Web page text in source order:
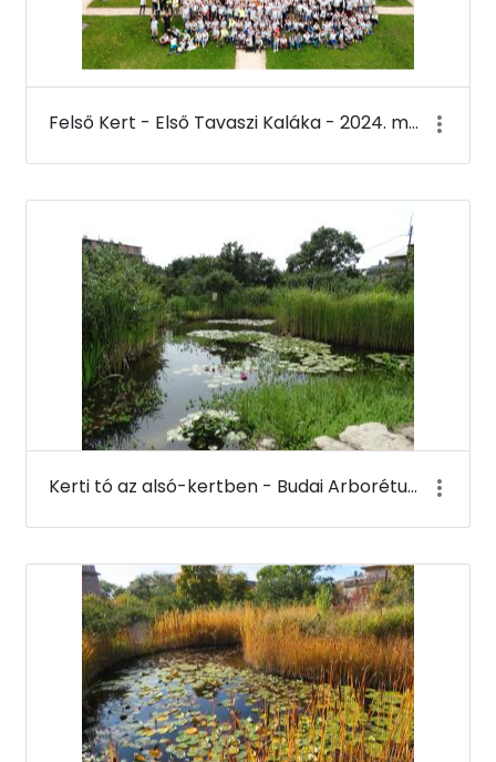
Felső Kert - Első Tavaszi Kaláka - 2024. március 22.
Kerti tó az alsó-kertben - Budai Arborétum